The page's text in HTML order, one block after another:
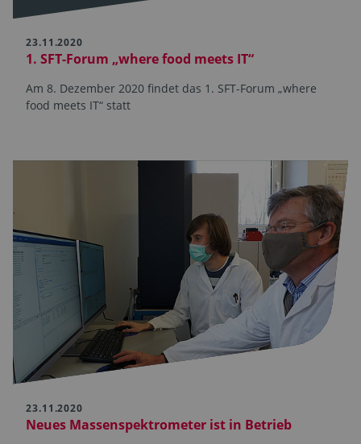
23.11.2020
1. SFT-Forum „where food meets IT“
Am 8. Dezember 2020 findet das 1. SFT-Forum „where
food meets IT“ statt
23.11.2020
Neues Massenspektrometer ist in Betrieb